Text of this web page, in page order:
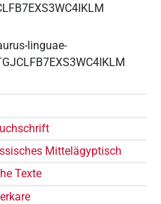
linguae-
Mittelägyptisch
Texte